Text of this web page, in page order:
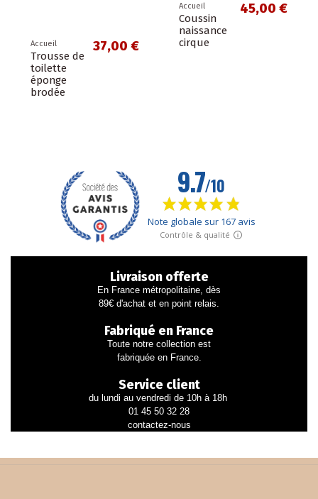
Accueil
Trousse de
toilette
éponge
brodée
37,00 €
Accueil
Coussin
naissance
cirque
45,00 €
Livraison offerte
En France métropolitaine, dès
89€ d'achat et en point relais.
Fabriqué en France
Toute notre collection est
fabriquée en France.
Service client
du lundi au vendredi de 10h à 18h
01 45 50 32 28
contactez-nous